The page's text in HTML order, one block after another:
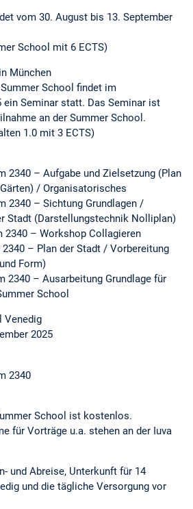
vom 30. August bis 13. September
School mit 6 ECTS)
München
School findet im
Seminar statt. Das Seminar ist
an der Summer School.
1.0 mit 3 ECTS)
2340 – Aufgabe und Zielsetzung (Plan
/ Organisatorisches
2340 – Sichtung Grundlagen /
Stadt (Darstellungstechnik Nolliplan)
2340 – Workshop Collagieren
2340 – Plan der Stadt / Vorbereitung
Form)
2340 – Ausarbeitung Grundlage für
School
Venedig
2025
2340
School ist kostenlos.
für Vorträge u.a. stehen an der Iuva
und Abreise, Unterkunft für 14
und die tägliche Versorgung vor